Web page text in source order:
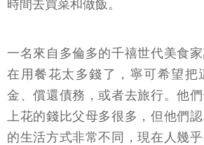
時間去買菜和做飯。
一名來自多倫多的千禧世代美食
在用餐花太多錢了，寧可希望把
金、償還債務，或者去旅行。他
上花的錢比父母多很多，但他們
的生活方式非常不同，現在人幾